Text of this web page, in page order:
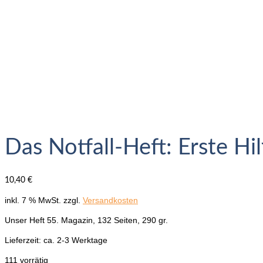
Das Notfall-Heft: Erste
10,40 €
inkl. 7 % MwSt. zzgl. Versandkosten
Unser Heft 55. Magazin, 132 Seiten, 290 gr.
Lieferzeit: ca. 2-3 Werktage
111 vorrätig